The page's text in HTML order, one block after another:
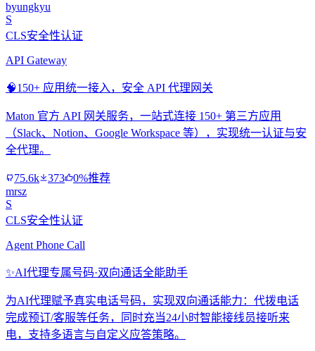
byungkyu
S
CLS安全性认证
API Gateway
🧠150+ 应用统一接入，安全 API 代理网关
Maton 官方 API 网关服务，一站式连接 150+ 第三方应用
（Slack、Notion、Google Workspace 等），实现统一认证与安
全代理。
75.6k 373
0%推荐
mrsz
S
CLS安全性认证
Agent Phone Call
✨AI代理专属号码·双向通话全能助手
为AI代理赋予真实电话号码，实现双向通话能力：代拨电话
完成预订/客服等任务，同时充当24小时智能接线员接听来
电，支持多语言与自定义应答策略。